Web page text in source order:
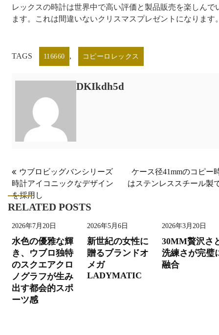
レックスの時計は世界中で高い評価と製品販売を楽しんで
ます。これは間違いないクリスマスプレゼントになります
TAGS 116660 , コピーロレックス
DKIkdh5d
投
稿
ナ
ゲ
ー
シ
ョ
ン
ウブロビッグバンシリーズ
時計アイコニックなデザイン
を採用し
ケース径41mmのコピー
はステンレススチール製
RELATED POSTS
2026年7月20日
水色の優雅な輝
き、ウブロ独特
のスクエアクロ
ノグラフが生み
出す都会的スポ
ーツ感
2026年5月6日
新世紀の女性に
贈るブランドオ
メガ
LADYMATIC
2026年3月20日
30MM贅沢さ
洗練さが完璧
融合